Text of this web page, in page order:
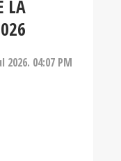
LA
2026. 04:07 PM